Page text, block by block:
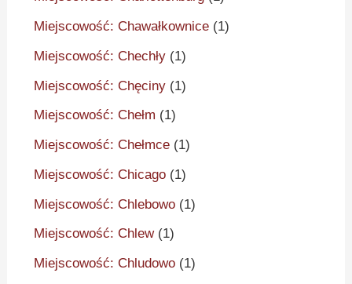
Miejscowość: Chawałkownice (1)
Miejscowość: Chechły (1)
Miejscowość: Chęciny (1)
Miejscowość: Chełm (1)
Miejscowość: Chełmce (1)
Miejscowość: Chicago (1)
Miejscowość: Chlebowo (1)
Miejscowość: Chlew(1)
Miejscowość: Chludowo (1)